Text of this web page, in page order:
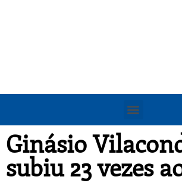
Ginásio
subiu 23 vezes